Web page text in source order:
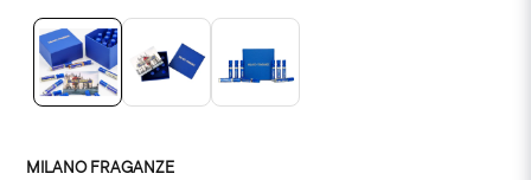
MILANO FRAGANZE